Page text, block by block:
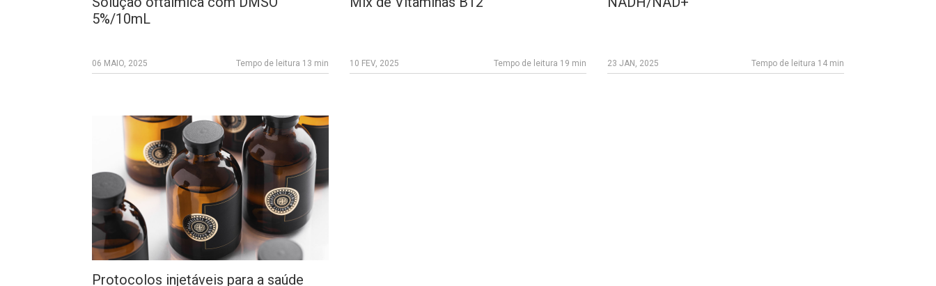
5%/10mL
06 MAIO, 2025 Tempo de leitura 13 min 10 FEV, 2025 Tempo de leitura 19 min 23 JAN, 2025 Tempo de leitura 14 min
Protocolos injetáveis para a saúde